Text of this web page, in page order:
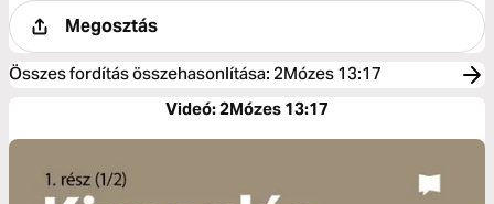
Megosztás
Összes fordítás összehasonlítása: 2Mózes 13:17
Videó: 2Mózes 13:17